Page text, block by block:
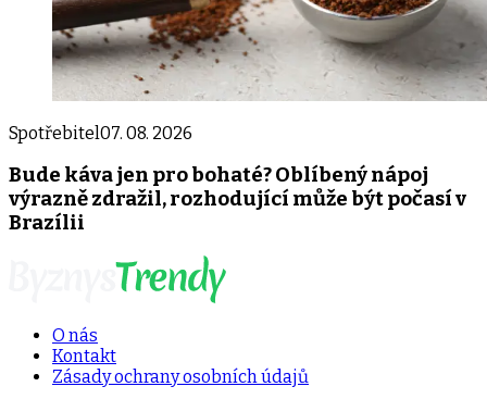
Spotřebitel07. 08. 2026
Bude káva jen pro bohaté? Oblíbený nápoj
výrazně zdražil, rozhodující může být počasí v
Brazílii
O nás
Kontakt
Zásady ochrany osobních údajů